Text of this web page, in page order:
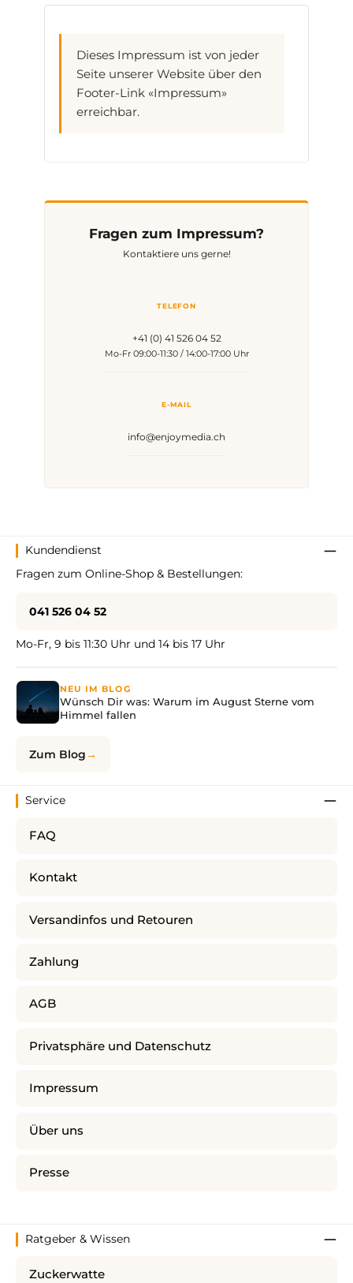
Dieses Impressum ist von jeder
Seite unserer Website über den
Footer-Link «Impressum»
erreichbar.
Fragen zum Impressum?
Kontaktiere uns gerne!
TELEFON
+41 (0) 41 526 04 52
Mo-Fr 09:00-11:30 / 14:00-17:00 Uhr
E-MAIL
info@enjoymedia.ch
Kundendienst
Fragen zum Online-Shop & Bestellungen:
041 526 04 52
Mo-Fr, 9 bis 11:30 Uhr und 14 bis 17 Uhr
NEU IM BLOG
Wünsch Dir was: Warum im August Sterne vom
Himmel fallen
Zum Blog
Service
FAQ
Kontakt
Versandinfos und Retouren
Zahlung
AGB
Privatsphäre und Datenschutz
Impressum
Über uns
Presse
Ratgeber & Wissen
Zuckerwatte